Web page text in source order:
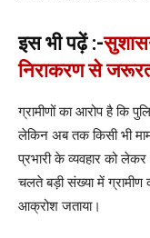
इस भी पढ़ें :-
निराकरण से
ग्रामीणों का आरोप है कि
लेकिन अब तक किसी भी
प्रभारी के व्यवहार को लेकर
चलते बड़ी संख्या में
आक्रोश जताया।